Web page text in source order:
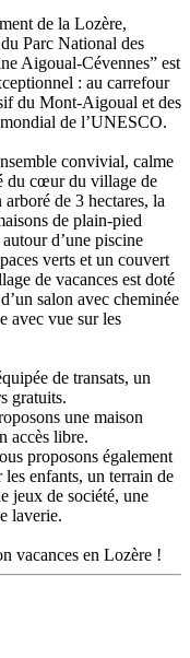
de la Lozère,
Parc National des
Aigoual-Cévennes” est
: au carrefour
du Mont-Aigoual et des
de l’UNESCO.
convivial, calme
du cœur du village de
de 3 hectares, la
de plain-pied
d’une piscine
verts et un couvert
de vacances est doté
salon avec cheminée
avec vue sur les
de transats, un
gratuits.
une maison
accès libre.
proposons également
enfants, un terrain de
jeux de société, une
laverie.
vacances en Lozère !